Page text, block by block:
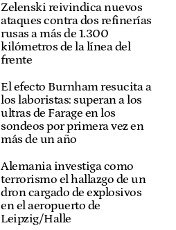
Zelenski reivindica nuevos
ataques contra dos refinerías
rusas a más de 1.300
kilómetros de la línea del
frente
El efecto Burnham resucita a
los laboristas: superan a los
ultras de Farage en los
sondeos por primera vez en
más de un año
Alemania investiga como
terrorismo el hallazgo de un
dron cargado de explosivos
en el aeropuerto de
Leipzig/Halle